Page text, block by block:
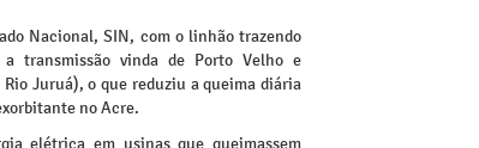
Nacional, SIN, com o linhão trazendo
transmissão vinda de Porto Velho e
Juruá), o que reduziu a queima diária
no Acre.
elétrica em usinas que queimassem